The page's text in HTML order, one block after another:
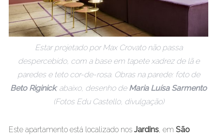
Estar projetado por Max Crovato não passa
despercebido, com a base em tapete xadrez de lã e
paredes e teto cor-de-rosa. Obras na parede: foto de
Beto Riginick; abaixo, desenho de Maria Luísa Sarmento
(Fotos Edu Castello, divulgação)
Este apartamento está localizado nos Jardins, em São